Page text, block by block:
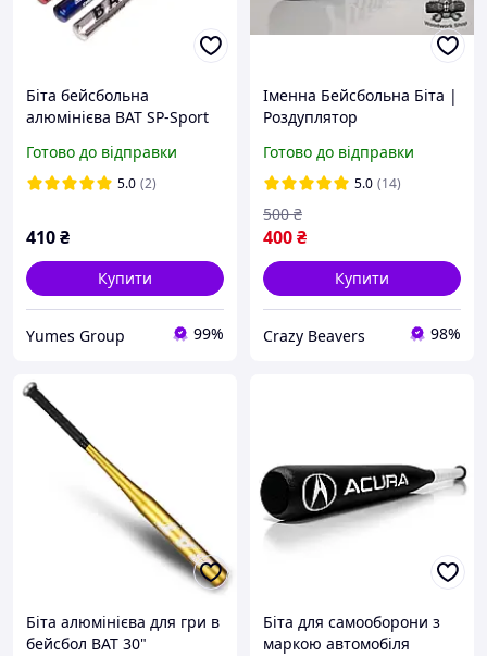
Біта бейсбольна
алюмінієва BAT SP-Sport
кольори
Готово до відправки
5.0 (2)
410₴
Купити
Yumes Group 99%
Іменна Бейсбольна Біта |
Роздуплятор
Готово до відправки
5.0 (14)
400₴
500 ₴
Купити
Crazy Beavers 98%
Біта алюмінієва для гри в
бейсбол BAT 30"
Біта для самооборони з
маркою автомобіля